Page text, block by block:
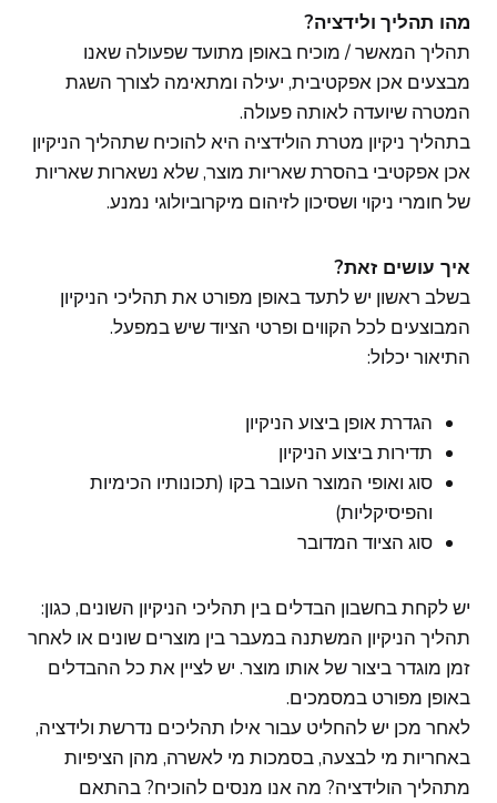
מהו תהליך ולידציה?
תהליך המאשר / מוכיח באופן מתועד שפעולה שאנו
מבצעים אכן אפקטיבית, יעילה ומתאימה לצורך השגת
המטרה שיועדה לאותה פעולה.
בתהליך ניקיון מטרת הולידציה היא להוכיח שתהליך הניקיון
אכן אפקטיבי בהסרת שאריות מוצר, שלא נשארות שאריות
של חומרי ניקוי ושסיכון לזיהום מיקרוביולוגי נמנע.
איך עושים זאת?
בשלב ראשון יש לתעד באופן מפורט את תהליכי הניקיון
המבוצעים לכל הקווים ופרטי הציוד שיש במפעל.
התיאור יכלול:
הגדרת אופן ביצוע הניקיון
תדירות ביצוע הניקיון
סוג ואופי המוצר העובר בקו (תכונותיו הכימיות
והפיסיקליות)
סוג הציוד המדובר
יש לקחת בחשבון הבדלים בין תהליכי הניקיון השונים, כגון:
תהליך הניקיון המשתנה במעבר בין מוצרים שונים או לאחר
זמן מוגדר ביצור של אותו מוצר. יש לציין את כל ההבדלים
באופן מפורט במסמכים.
לאחר מכן יש להחליט עבור אילו תהליכים נדרשת ולידציה,
באחריות מי לבצעה, בסמכות מי לאשרה, מהן הציפיות
מתהליך הולידציה? מה אנו מנסים להוכיח? בהתאם